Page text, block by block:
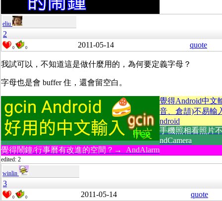
eliu
2
0 0 2011-05-14 quote
我試可以，不知道這是做什麼用的，為何要定義字母？
字母也是會 buffer 住，還會留空白。
覺得Android中文
音、倉頡)不易輸
ndroid
手機照相看照片
ndCamera
覺得鬧鐘/行事曆有改進的空間？→ AndAlarm
edited: 2
winlin
3
0 0 2011-05-14 quote